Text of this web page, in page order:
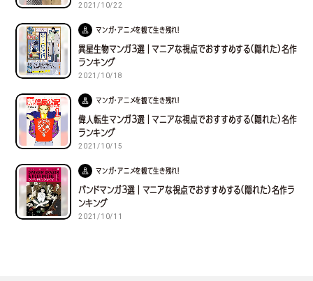
2021/10/22
マンガ・アニメを観て生き残れ！
異星生物マンガ３選｜マニアな視点でおすすめする(隠れた)名作
ランキング
2021/10/18
マンガ・アニメを観て生き残れ！
偉人転生マンガ３選｜マニアな視点でおすすめする(隠れた)名作
ランキング
2021/10/15
マンガ・アニメを観て生き残れ！
バンドマンガ３選｜マニアな視点でおすすめする(隠れた)名作ラ
ンキング
2021/10/11